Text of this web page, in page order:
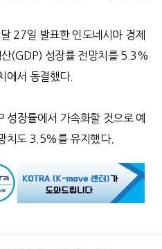
27일 발표한 인도네시아 경제
산(GDP) 성장률 전망치를 5.3%
에서 동결했다.
장률에서 가속화할 것으로 예
치도 3.5%를 유지했다.